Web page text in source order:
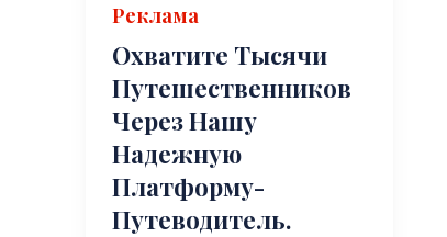
Реклама
Охватите Тысячи
Путешественников
Через Нашу
Надежную
Платформу-
Путеводитель.